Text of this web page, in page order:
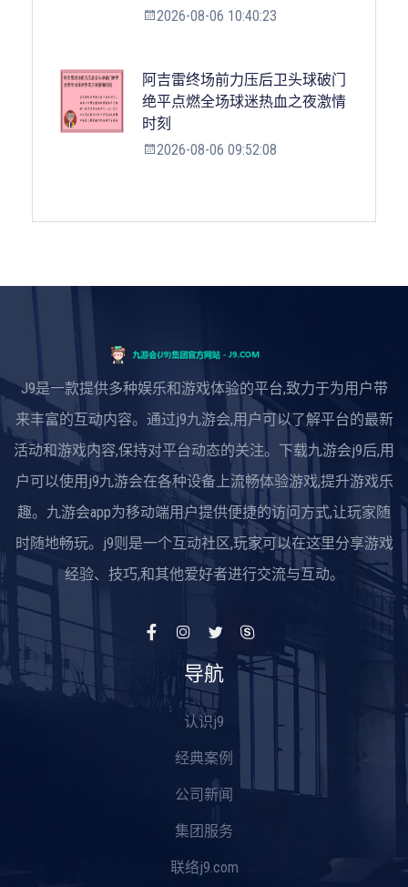
2026-08-06 10:40:23
阿吉雷终场前力压后卫头球破门
绝平点燃全场球迷热血之夜激情
时刻
2026-08-06 09:52:08
J9是一款提供多种娱乐和游戏体验的平台,致力于为用户带
来丰富的互动内容。通过j9九游会,用户可以了解平台的最新
活动和游戏内容,保持对平台动态的关注。下载九游会j9后,用
户可以使用j9九游会在各种设备上流畅体验游戏,提升游戏乐
趣。九游会app为移动端用户提供便捷的访问方式,让玩家随
时随地畅玩。j9则是一个互动社区,玩家可以在这里分享游戏
经验、技巧,和其他爱好者进行交流与互动。
导航
认识j9
经典案例
公司新闻
集团服务
联络j9.com